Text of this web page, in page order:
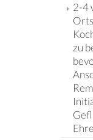
2-4
zu